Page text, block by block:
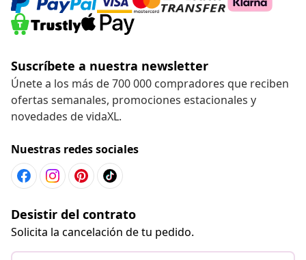
Suscríbete a nuestra newsletter
Únete a los más de 700 000 compradores que reciben
ofertas semanales, promociones estacionales y
novedades de vidaXL.
Nuestras redes sociales
Desistir del contrato
Solicita la cancelación de tu pedido.